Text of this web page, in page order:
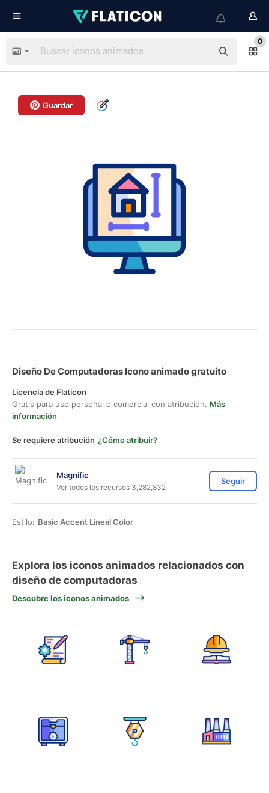
0
Guardar
Diseño De Computadoras Icono animado gratuito
Licencia de Flaticon
Gratis para uso personal o comercial con atribución. Más
información
Se requiere atribución ¿Cómo atribuir?
Magnific
Ver todos los recursos 3,282,832
Seguir
Estilo: Basic Accent Lineal Color
Explora los iconos animados relacionados con
diseño de computadoras
Descubre los iconos animados